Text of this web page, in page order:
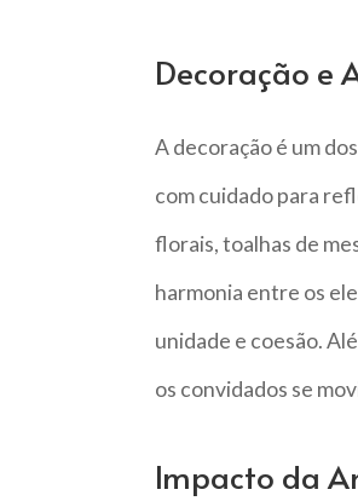
Decoração e
A decoração é um
com cuidado para
florais, toalhas de
harmonia entre os
unidade e coesão.
os convidados se
Impacto da